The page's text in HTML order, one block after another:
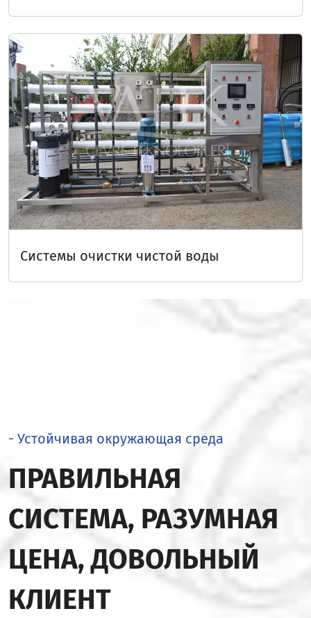
Системы очистки чистой воды
- Устойчивая окружающая среда
ПРАВИЛЬНАЯ
СИСТЕМА, РАЗУМНАЯ
ЦЕНА, ДОВОЛЬНЫЙ
КЛИЕНТ